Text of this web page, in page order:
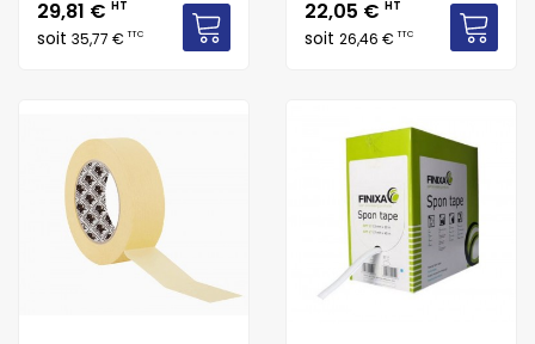
Prix
29,81 € HT
soit 35,77 €TTC
Prix
22,05 € HT
soit 26,46 €TTC